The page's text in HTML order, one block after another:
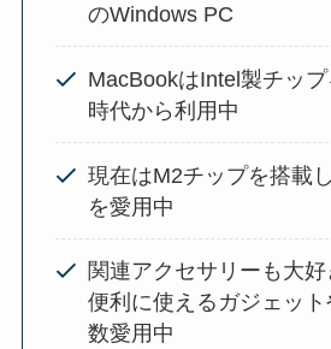
のWindows PC
MacBookはIntel製チッ
時代から利用中
現在はM2チップを搭載
を愛用中
関連アクセサリーも大
便利に使えるガジェッ
数愛用中